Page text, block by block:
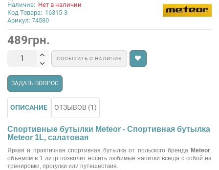
Наличие: Нет в наличии
Код Товара: 16315-3
Арикул: 74580
489грн.
СООБЩИТЬ О НАЛИЧИЕ
ЗАДАТЬ ВОПРОС
ОПИСАНИЕ ОТЗЫВОВ (1)
Спортивные бутылки Meteor - Спортивная бутылка
Meteor 1L, салатовая
Яркая и практичная спортивная бутылка от польского бренда Meteor,
объемом в 1 литр позволит носить любимые напитки всегда с собой на
тренировки, прогулки или путешествия.